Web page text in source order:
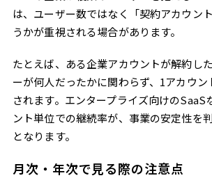
は、ユーザー数ではなく「契約アカウン
うかが重視される場合があります。
たとえば、ある企業アカウントが解約し
ーが何人だったかに関わらず、1アカウン
されます。エンタープライズ向けのSaaS
ント単位での継続率が、事業の安定性を
となります。
月次・年次で見る際の注意点